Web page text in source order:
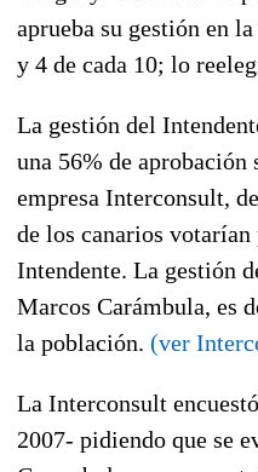
aprueba su gestión en
y 4 de cada 10; lo
La gestión del
una 56% de aprobación
empresa Interconsult,
de los canarios
Intendente. La gestión
Marcos Carámbula, es
la población. (ver
La Interconsult
2007- pidiendo que se